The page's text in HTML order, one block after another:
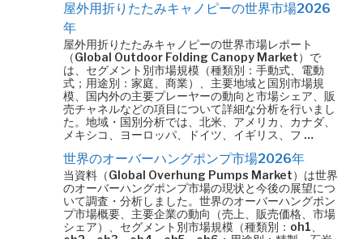
屋外用折りたたみキャノピーの世界市場2026
年
屋外用折りたたみキャノピーの世界市場レポート
（Global Outdoor Folding Canopy Market）で
は、セグメント別市場規模（種類別：手動式、電動
式；用途別：家庭、商業）、主要地域と国別市場規
模、国内外の主要プレーヤーの動向と市場シェア、販
売チャネルなどの項目について詳細な分析を行いまし
た。地域・国別分析では、北米、アメリカ、カナダ、
メキシコ、ヨーロッパ、ドイツ、イギリス、フ …
世界のオーバーハングポンプ市場2026年
当資料（Global Overhung Pumps Market）は世界
のオーバーハングポンプ市場の現状と今後の展望につ
いて調査・分析しました。世界のオーバーハングポン
プ市場概要、主要企業の動向（売上、販売価格、市場
シェア）、セグメント別市場規模（種類別：oh1、